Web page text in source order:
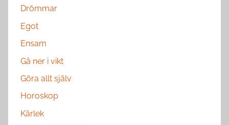
Drömmar
Egot
Ensam
Gå ner i vikt
Göra allt själv
Horoskop
Kärlek